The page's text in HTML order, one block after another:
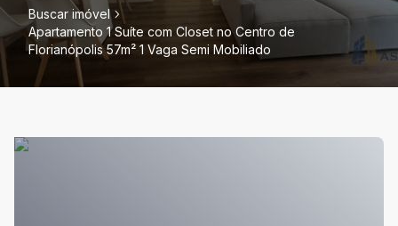
Buscar imóvel
Apartamento 1 Suíte com Closet no Centro de
Florianópolis 57m² 1 Vaga Semi Mobiliado